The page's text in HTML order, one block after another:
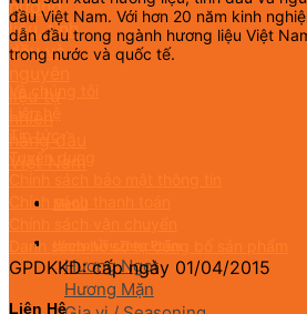
Hương Ngọt
Hương Mặn
đầu Việt Nam. Với hơn 20 năm kinh
dẫn đầu trong ngành hương liệu Việt
trong nước và quốc tế.
Chính sách thanh toán
Danh sách hồ sơ tự công bố sản phẩm
GPDKKD: cấp ngày 01/04/2015
Liên Hệ